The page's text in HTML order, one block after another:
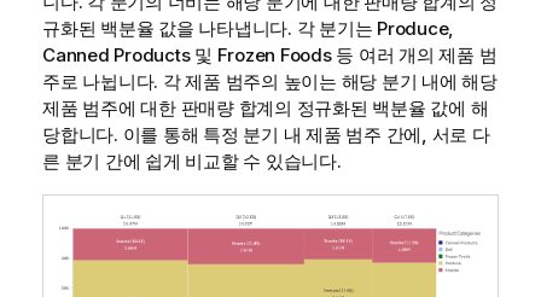
규화된 백분율 값을 나타냅니다. 각 분기는 Produce,
Canned Products및 Frozen Foods등 여러 개의 제품 범
주로 나뉩니다. 각 제품 범주의 높이는 해당 분기 내에 해당
제품 범주에 대한 판매량 합계의 정규화된 백분율 값에 해
당합니다. 이를 통해 특정 분기 내 제품 범주 간에, 서로 다
른 분기 간에 쉽게 비교할 수 있습니다.